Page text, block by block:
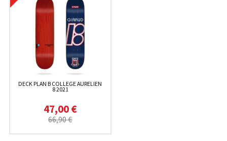
DECK PLAN B COLLEGE AURELIEN
8 2021
47,00 €
66,90 €